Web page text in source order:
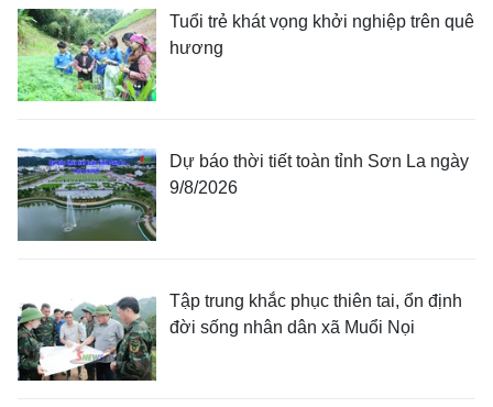
Tuổi trẻ khát vọng khởi nghiệp trên quê
hương
Dự báo thời tiết toàn tỉnh Sơn La ngày
9/8/2026
Tập trung khắc phục thiên tai, ổn định
đời sống nhân dân xã Muổi Nọi